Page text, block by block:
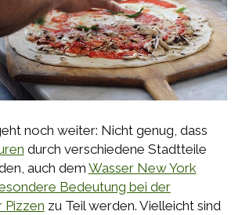
noch weiter: Nicht genug, dass
durch verschiedene Stadtteile
auch dem Wasser New York
Bedeutung bei der
Pizzen zu Teil werden. Vielleicht sind